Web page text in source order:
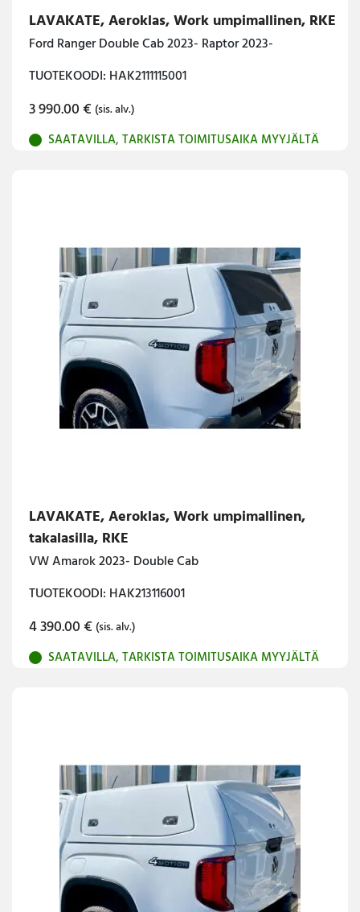
LAVAKATE, Aeroklas, Work umpimallinen, RKE
Ford Ranger Double Cab 2023- Raptor 2023-
TUOTEKOODI: HAK2111115001
3 990.00€ (sis. alv.)
SAATAVILLA, TARKISTA TOIMITUSAIKA MYYJÄLTÄ
LAVAKATE, Aeroklas, Work umpimallinen,
takalasilla, RKE
VW Amarok 2023- Double Cab
TUOTEKOODI: HAK213116001
4 390.00€ (sis. alv.)
SAATAVILLA, TARKISTA TOIMITUSAIKA MYYJÄLTÄ